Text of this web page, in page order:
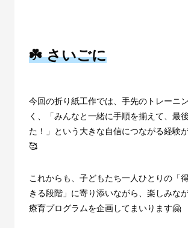
☘️ さいごに
今回の折り紙工作では、手先のトレーニ
く、「みんなと一緒に手順を揃えて、最
た！」という大きな自信につながる経験
🥰
これからも、子どもたち一人ひとりの「
きる段階」に寄り添いながら、楽しみな
療育プログラムを企画してまいります🤗